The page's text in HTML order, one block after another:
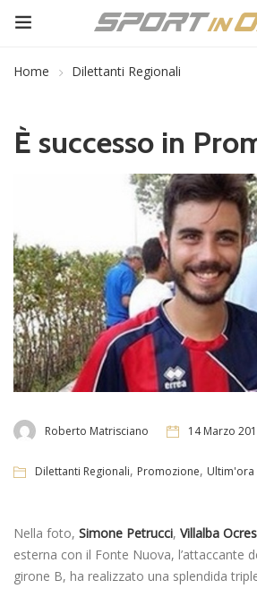
Home Dilettanti Regionali
È successo in
Roberto Matrisciano 14 Marzo
Dilettanti Regionali, Promozione, Ultim'ora
Nella foto, Simone Petrucci, Villalba
esterna con il Fonte Nuova, l’attaccante
girone B, ha realizzato una splendida